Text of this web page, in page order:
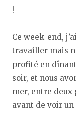
!
Ce week-end,
travailler mais
profité en
soir, et nous
mer, entre deux
avant de voir un